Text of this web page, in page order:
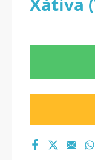
Local